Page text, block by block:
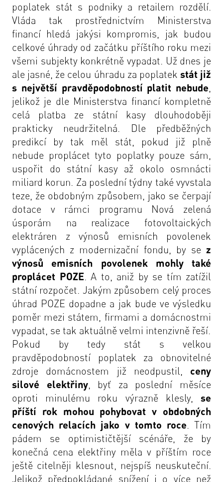
poplatek stát s podniky a retailem rozdělí.
Vláda tak prostřednictvím Ministerstva
financí hledá jakýsi kompromis, jak budou
celkové úhrady od začátku příštího roku mezi
všemi subjekty konkrétně vypadat. Už dnes je
ale jasné, že celou úhradu za poplatek stát již
s největší pravděpodobností platit nebude,
jelikož je dle Ministerstva financí kompletně
celá platba ze státní kasy dlouhodoběji
prakticky neudržitelná. Dle předběžných
predikcí by tak měl stát, pokud již plně
nebude proplácet tyto poplatky pouze sám,
uspořit do státní kasy až okolo osmnácti
miliard korun. Za poslední týdny také vyvstala
teze, že obdobným způsobem, jako se čerpají
dotace v rámci programu Nová zelená
úsporám na realizace fotovoltaických
elektráren z výnosů emisních povolenek
vyplácených z modernizační fondu, by se z
výnosů emisních povolenek mohly také
proplácet POZE. A to, aniž by se tím zatížil
státní rozpočet. Jakým způsobem celý proces
úhrad POZE dopadne a jak bude ve výsledku
poměr mezi státem, firmami a domácnostmi
vypadat, se tak aktuálně velmi intenzivně řeší.
Pokud by tedy stát s velkou
pravděpodobností poplatek za obnovitelné
zdroje domácnostem již neodpustil, ceny
silové elektřiny, byť za poslední měsíce
oproti minulému roku výrazně klesly, se
příští rok mohou pohybovat v obdobných
cenových relacích jako v tomto roce. Tím
pádem se optimističtější scénáře, že by
konečná cena elektřiny měla v příštím roce
ještě citelněji klesnout, nejspíš neuskuteční.
Jelikož předpokládané snížení i o více než